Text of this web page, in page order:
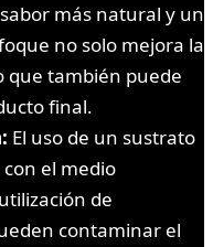
más natural y un
no solo mejora la
que también puede
final.
El uso de un sustrato
el medio
de
contaminar el